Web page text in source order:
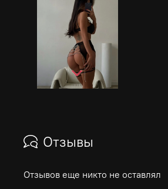
Отзывы
Отзывов еще никто не оставлял